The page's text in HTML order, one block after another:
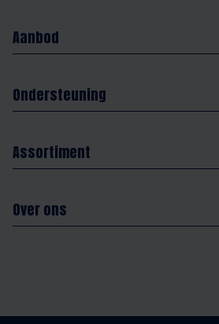
Aanbod
Ondersteuning
Assortiment
Over ons